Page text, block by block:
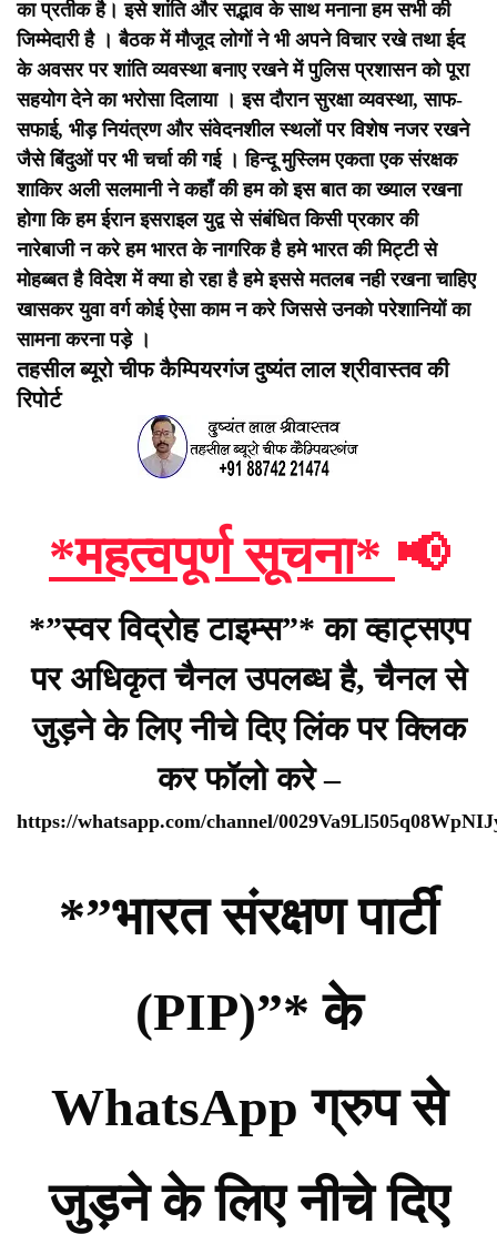
का प्रतीक है। इसे शांति और सद्भाव के साथ मनाना हम सभी की
जिम्मेदारी है । बैठक में मौजूद लोगों ने भी अपने विचार रखे तथा ईद
के अवसर पर शांति व्यवस्था बनाए रखने में पुलिस प्रशासन को पूरा
सहयोग देने का भरोसा दिलाया । इस दौरान सुरक्षा व्यवस्था, साफ-
सफाई, भीड़ नियंत्रण और संवेदनशील स्थलों पर विशेष नजर रखने
जैसे बिंदुओं पर भी चर्चा की गई । हिन्दू मुस्लिम एकता एक संरक्षक
शाकिर अली सलमानी ने कहाँ की हम को इस बात का ख्याल रखना
होगा कि हम ईरान इसराइल युद्व से संबंधित किसी प्रकार की
नारेबाजी न करे हम भारत के नागरिक है हमे भारत की मिट्टी से
मोहब्बत है विदेश में क्या हो रहा है हमे इससे मतलब नही रखना चाहिए
खासकर युवा वर्ग कोई ऐसा काम न करे जिससे उनको परेशानियों का
सामना करना पड़े ।
तहसील ब्यूरो चीफ कैम्पियरगंज दुष्यंत लाल श्रीवास्तव की
रिपोर्ट
*महत्वपूर्ण सूचना* 📢
*”स्वर विद्रोह टाइम्स”* का व्हाट्सएप
पर अधिकृत चैनल उपलब्ध है, चैनल से
जुड़ने के लिए नीचे दिए लिंक पर क्लिक
कर फॉलो करे –
https://whatsapp.com/channel/
*”भारत संरक्षण पार्टी
(PIP)”* के
WhatsApp ग्रुप से
जुड़ने के लिए नीचे दिए